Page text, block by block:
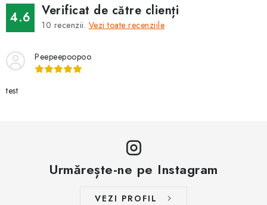
4.6 Verificat de către clienți
10 recenzii. Vezi toate recenziile
Peepeepoopoo
test
Urmărește-ne pe Instagram
VEZI PROFIL